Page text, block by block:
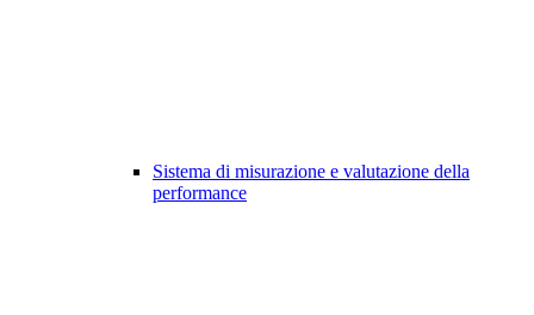
Sistema di misurazione e valutazione della
performance